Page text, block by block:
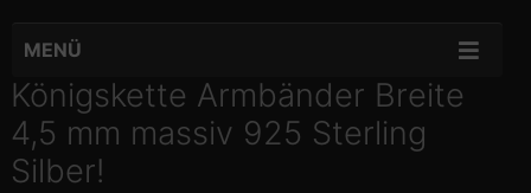
MENÜ
Königskette Armbänder Breite
4,5 mm massiv 925 Sterling
Silber!